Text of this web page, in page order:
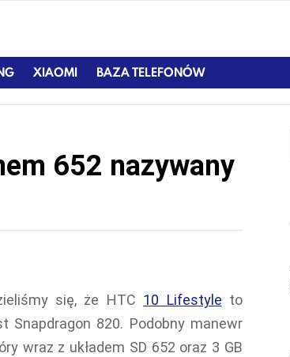
XIAOMI BAZA TELEFONÓW
652 nazywany
się, że HTC 10 Lifestyle to
Snapdragon 820. Podobny manewr
wraz z układem SD 652 oraz 3 GB